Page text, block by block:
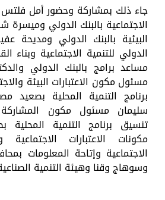
جاء ذلك بمشاركة وحضور أمل فلتس
الاجتماعية بالبنك الدولي
البيئية بالبنك الدولي ومديحة
الدولي للتنمية الاجتماعية وبناء
مساعد برامج بالبنك الدولي
مسئول مكون الاعتبارات البيئة
برنامج التنمية المحلية بصعيد
سليمان مسئول مكون
تنسيق برنامج التنمية
مكونات الاعتبارات الاجتماعية
الاجتماعية وإتاحة المعلومات
وسوهاج وقنا وهيئة التنمية